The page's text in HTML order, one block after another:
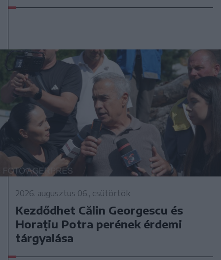
2026. augusztus 06., csütörtök
Kezdődhet Călin Georgescu és
Horațiu Potra perének érdemi
tárgyalása